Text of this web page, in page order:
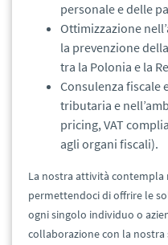
personale e delle
Ottimizzazione
la prevenzione
tra la Polonia e la
Consulenza fiscale
tributaria e
pricing, VAT
agli organi fiscali).
La nostra attività
permettendoci di offrire le
ogni singolo individuo o
collaborazione con la nostra